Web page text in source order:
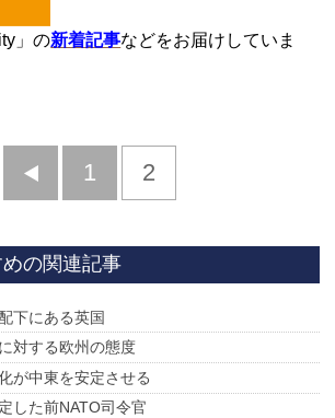
」の新着記事などをお届けしていま
前
1 2
の関連記事
下にある英国
対する欧州の態度
が中東を安定させる
した前NATO司令官